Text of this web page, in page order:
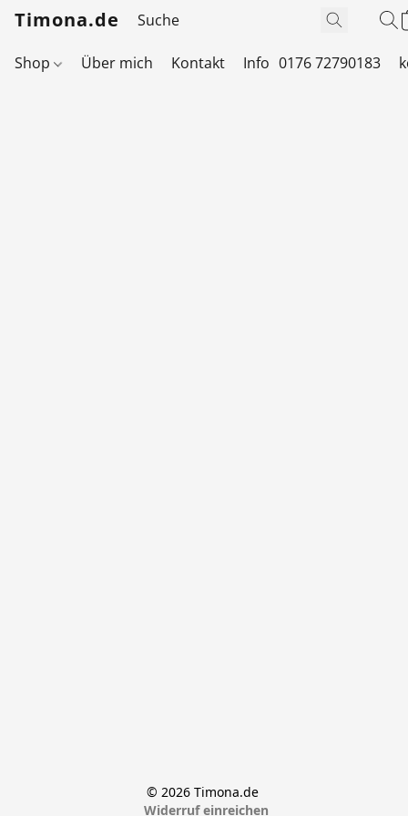
Timona.de
Shop Über mich Kontakt Info 0176 72790183
© 2026 Timona.de
Widerruf einreichen